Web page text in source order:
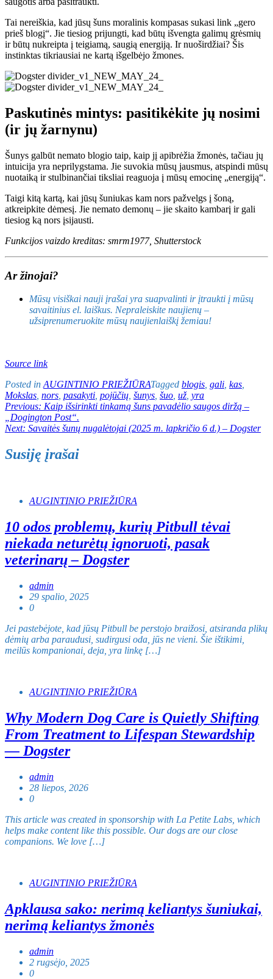
Tai nereiškia, kad jūsų šuns moralinis kompasas sukasi link „gero
prieš blogį“. Jie tiesiog prijungti, kad būtų išvengta galimų grėsmių
ir būtų nukreipta į teigiamą, saugią energiją. Ir nuoširdžiai? Šis
instinktas tikriausiai ne kartą išgelbėjo žmones.
Paskutinės mintys: pasitikėkite jų nosimi
(ir jų žarnynu)
Šunys galbūt nemato blogio taip, kaip jį apibrėžia žmonės, tačiau jų
intuicija yra neprilygstama. Jie suvokia mūsų jausmus, atspindi mūsų
nuotaiką ir stulbinančiai tiksliai reaguoja į mūsų emocinę „energiją“.
Taigi kitą kartą, kai jūsų šuniukas kam nors pažvelgs į šoną,
atkreipkite dėmesį. Jie nemato demonų – jie skaito kambarį ir gali
tiesiog ką nors įsijausti.
Funkcijos vaizdo kreditas: smrm1977, Shutterstock
Ar žinojai?
Mūsų visiškai nauji įrašai yra suapvalinti ir įtraukti į mūsų
savaitinius el. laiškus. Nepraleiskite naujienų –
užsiprenumeruokite mūsų naujienlaiškį žemiau!
Source link
Posted in AUGINTINIO PRIEŽIŪRATagged blogis gali kas
Mokslas nors pasakyti pojūčių šunys šuo už, yra
Navigacija
tarp
Previous: Kaip išsirinkti tinkamą šuns pavadėlio saugos diržą –
„Dogington Post“.
Next: Savaitės šunų nugalėtojai (2025 m. lapkričio 6 d.) – Dogster
Susiję įrašai
AUGINTINIO PRIEŽIŪRA
10 odos problemų, kurių Pitbull tėvai
niekada neturėtų ignoruoti, pasak
veterinarų – Dogster
admin
29 spalio, 2025
0
Jei pastebėjote, kad jūsų Pitbull be perstojo braižosi, atsiranda plikų
dėmių arba paraudusi, sudirgusi oda, jūs ne vieni. Šie ištikimi,
meilūs kompanionai, deja, yra linkę […]
AUGINTINIO PRIEŽIŪRA
Why Modern Dog Care is Quietly Shifting
From Treatment to Lifespan Stewardship
— Dogster
admin
28 liepos, 2026
0
This article was created in sponsorship with La Petite Labs, which
helps make content like this possible. Our dogs are our close
companions. We love […]
AUGINTINIO PRIEŽIŪRA
Apklausa sako: nerimą keliantys šuniukai,
nerimą keliantys žmonės
admin
2 rugsėjo, 2025
0